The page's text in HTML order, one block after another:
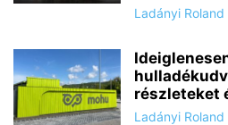
Ladányi Roland
részleteket
Ladányi Roland